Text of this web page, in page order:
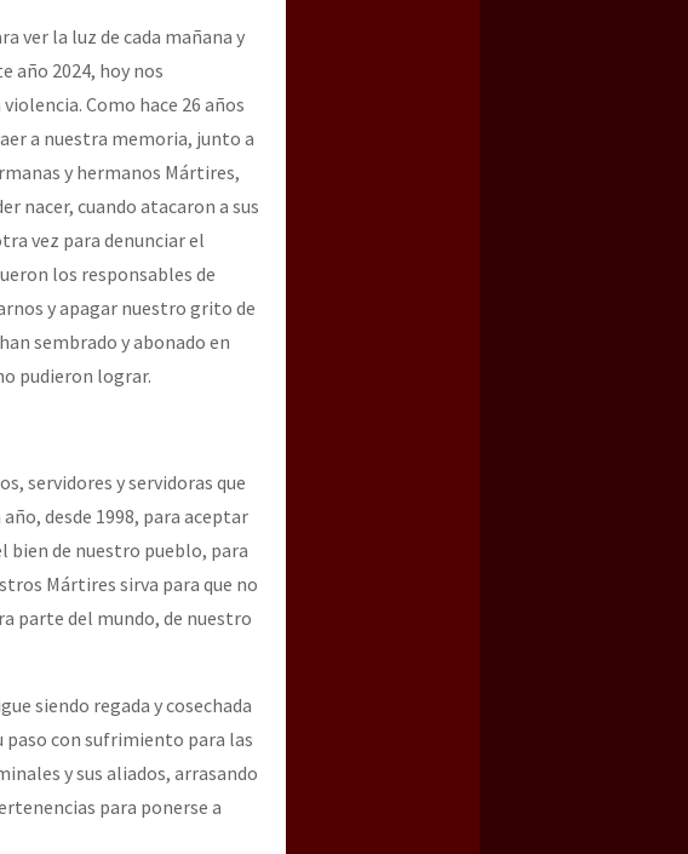
ver la luz de cada mañana y
año 2024, hoy nos
Como hace 26 años
a nuestra memoria, junto a
y hermanos Mártires,
nacer, cuando atacaron a sus
vez para denunciar el
los responsables de
y apagar nuestro grito de
sembrado y abonado en
pudieron lograr.
servidores y servidoras que
desde 1998, para aceptar
bien de nuestro pueblo, para
Mártires sirva para que no
parte del mundo, de nuestro
siendo regada y cosechada
paso con sufrimiento para las
y sus aliados, arrasando
para ponerse a